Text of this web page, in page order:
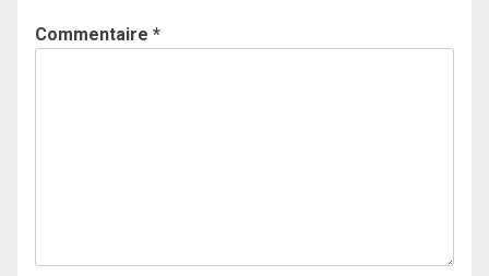
Commentaire *